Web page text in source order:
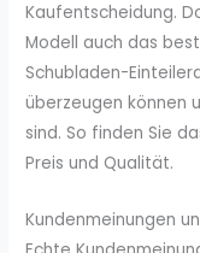
Kaufentscheidung.
Modell auch das
Schubladen-
überzeugen können
sind. So finden Sie
Preis und Qualität.
Kundenmeinungen